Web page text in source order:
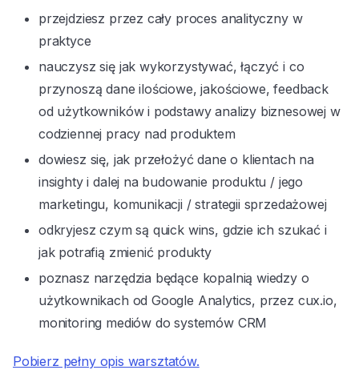
przejdziesz przez cały proces analityczny w
praktyce
nauczysz się jak wykorzystywać, łączyć i co
przynoszą dane ilościowe, jakościowe, feedback
od użytkowników i podstawy analizy biznesowej w
codziennej pracy nad produktem
dowiesz się, jak przełożyć dane o klientach na
insighty i dalej na budowanie produktu / jego
marketingu, komunikacji / strategii sprzedażowej
odkryjesz czym są quick wins, gdzie ich szukać i
jak potrafią zmienić produkty
poznasz narzędzia będące kopalnią wiedzy o
użytkownikach od Google Analytics, przez cux.io,
monitoring mediów do systemów CRM
Pobierz pełny opis warsztatów.